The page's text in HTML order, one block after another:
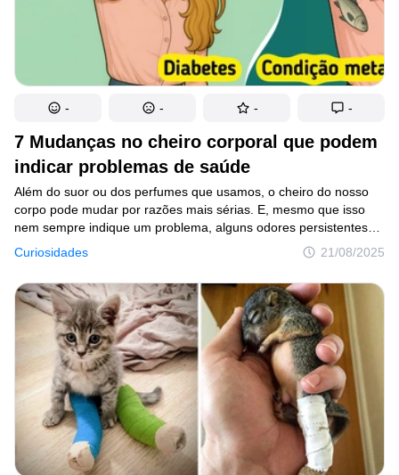
7 Mudanças no cheiro corporal que podem
indicar problemas de saúde
Curiosidades 21/08/2025
Além do suor ou dos perfumes que usamos, o cheiro do nosso
corpo pode mudar por razões mais sérias. E, mesmo que isso
nem sempre indique um problema, alguns odores persistentes
ou incomuns podem ser sinais de que algo em nosso organismo
merece atenção.Neste artigo, vamos falar sobre 7 tipos
de odores corporais que podem indicar desequilíbrios ou até
problemas de saúde. Mas não precisa ficar apreensiva, esse
artigo vai te ajudar a conhecer melhor o próprio corpo para saber
quando é hora de consultar um profissional.
- - - -